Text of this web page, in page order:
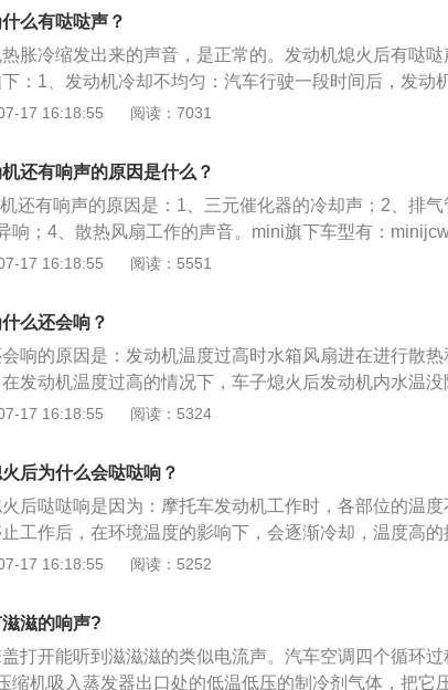
司（德文VolksWagenwerk），意为大众使用的汽车，
过多次变化。今天的标志大众LOGO中的VW为全称中头一
么有哒哒声？
胀冷缩发出来的声音，是正常的。发动机熄火后有哒哒
：1、发动机冷却不均匀：汽车行驶一段时间后，发动
个部件温度不均匀下降，热胀冷缩不可能完全相同，那
管、三元催化器和涡轮冷却：熄火后，温度很高的排气
降得更快，变形也更大，热胀冷缩明显，发出异响。（正
17 16:18:55 阅读：7031
还有响声的原因是什么？
还有响声的原因是：1、三元催化器的冷却声；2、排气
响；4、散热风扇工作的声音。mini旗下车型有：
、minicoupe、minipaceman等。以2021款
。2021款miniclubman搭载1.5t直系3缸涡轮增压发动
最大扭矩是190nm，最大功率是75kw。
17 16:18:55 阅读：5551
么还会响？
响的原因是：发动机温度过高时水箱风扇进在进行散热
发动机温度过高的情况下，车子熄火后发动机内水温没
进行散热，其冷却系统还是会自动启动，对发动机系统
量变成热能，通过排气系统排出去，消声器基本处于这
把排气的噪声减小。消声器工作时要承受热气流的冲击，
热胀冷缩就会发出响声。
17 16:18:55 阅读：5324
后为什么会哒哒响？
后哒哒响是因为：摩托车发动机工作时，各部位的温度
工作后，在环境温度的影响下，会逐渐冷却，温度高的
下降的快，变形大，发动机缸体温度下降的慢，变形不
能变为机械能，并由曲轴将动力通过传动机构传给摩托
17 16:18:55 阅读：5252
滋的响声?
打开能听到滋滋滋的类似电流声。汽车空调四个循环过
缩机吸入蒸发器出口处的低温低压的制冷剂气体，把它